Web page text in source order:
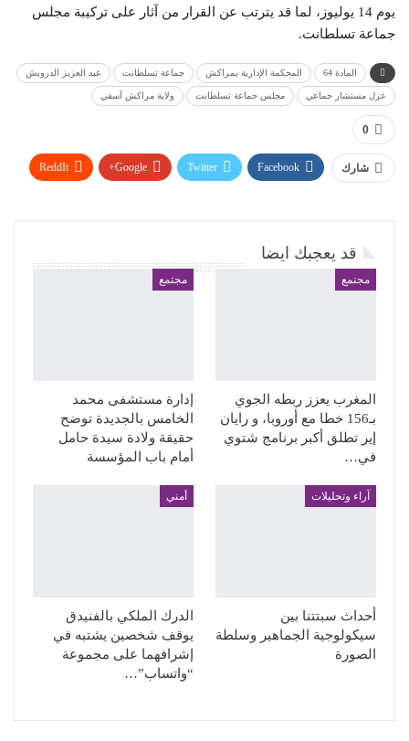
يوم 14 يوليوز، لما قد يترتب عن القرار من آثار على تركيبة مجلس
جماعة تسلطانت.
المادة 64 المحكمة الإدارية بمراكش جماعة تسلطانت عبد العزيز الدرويش
عزل مستشار جماعي مجلس جماعة تسلطانت ولاية مراكش آسفي
0
شارك Facebook
Twitter
Google+
ReddIt
قد يعجبك ايضا
مجتمع
المغرب يعزز ربطه الجوي
بـ156 خطا مع أوروبا، و رايان
إير تطلق أكبر برنامج شتوي
في…
مجتمع
إدارة مستشفى محمد
الخامس بالجديدة توضح
حقيقة ولادة سيدة حامل
أمام باب المؤسسة
آراء وتحليلات
أحداث سبتتنا بين
سيكولوجية الجماهير وسلطة
الصورة
أمني
الدرك الملكي بالفنيدق
يوقف شخصين يشتبه في
إشرافهما على مجموعة
“واتساب”…